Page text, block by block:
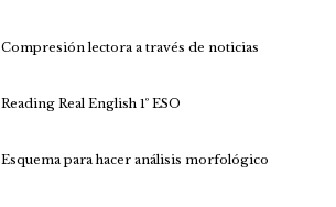
Compresión lectora a través de noticias
Reading Real English 1º ESO
Esquema para hacer análisis morfológico